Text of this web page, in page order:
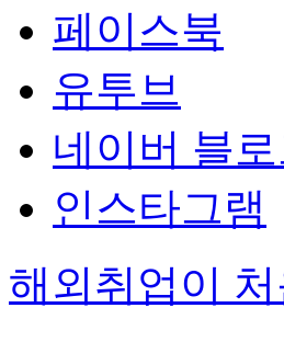
페이스북
유투브
네이버 블
인스타그램
해외취업이